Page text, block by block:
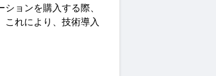
ョンを購入する際、
これにより、技術導入